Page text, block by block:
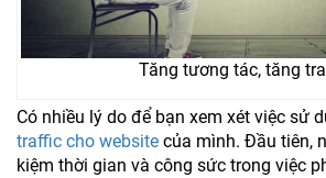
Tăng tương tác, tăng
Có nhiều lý do để bạn xem xét việc sử
traffic cho website của mình. Đầu tiên,
kiệm thời gian và công sức trong việc